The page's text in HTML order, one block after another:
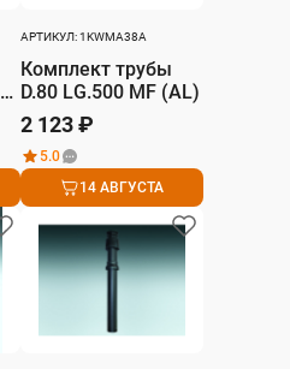
АРТИКУЛ: 1KWMA38A
Комплект трубы
D.80 LG.500 MF (AL)
2 123 ₽
5.0
14 АВГУСТА